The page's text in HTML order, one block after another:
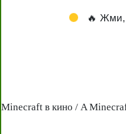
🔥 Жми,
Minecraft в кино / A